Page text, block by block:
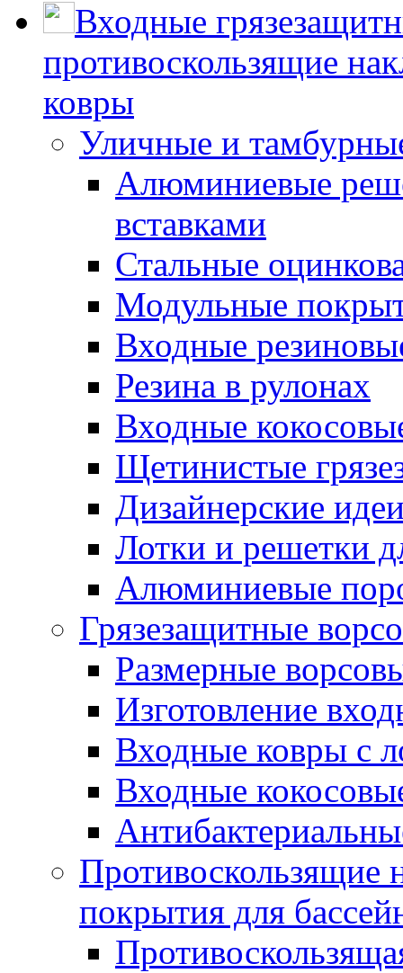
Входные
противоскользящие
ковры
Уличные и
Алюминиевые
вставками
Стальные
Модульные
Входные
Резина в рулонах
Входные
Щетинистые
Дизайнерские
Лотки и решетки
Алюминиевые
Грязезащитные
Размерные
Изготовление
Входные ковры с
Входные
Противоскользящие
покрытия для